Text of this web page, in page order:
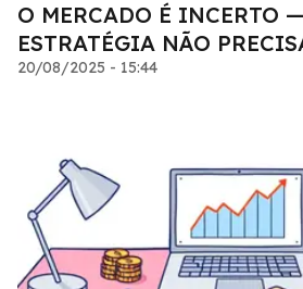
O MERCADO É INCERTO
ESTRATÉGIA NÃO
20/08/2025 - 15:44